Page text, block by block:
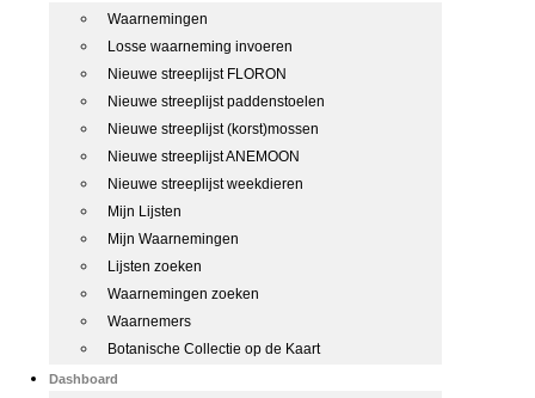
Waarnemingen
Losse waarneming invoeren
Nieuwe streeplijst FLORON
Nieuwe streeplijst paddenstoelen
Nieuwe streeplijst (korst)mossen
Nieuwe streeplijst ANEMOON
Nieuwe streeplijst weekdieren
Mijn Lijsten
Mijn Waarnemingen
Lijsten zoeken
Waarnemingen zoeken
Waarnemers
Botanische Collectie op de Kaart
Dashboard